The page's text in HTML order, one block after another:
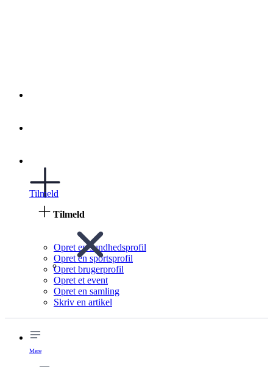
Tilmeld
Tilmeld
Opret en sundhedsprofil
Opret en sportsprofil
Opret brugerprofil
Opret et event
Opret en samling
Skriv en artikel
Mere